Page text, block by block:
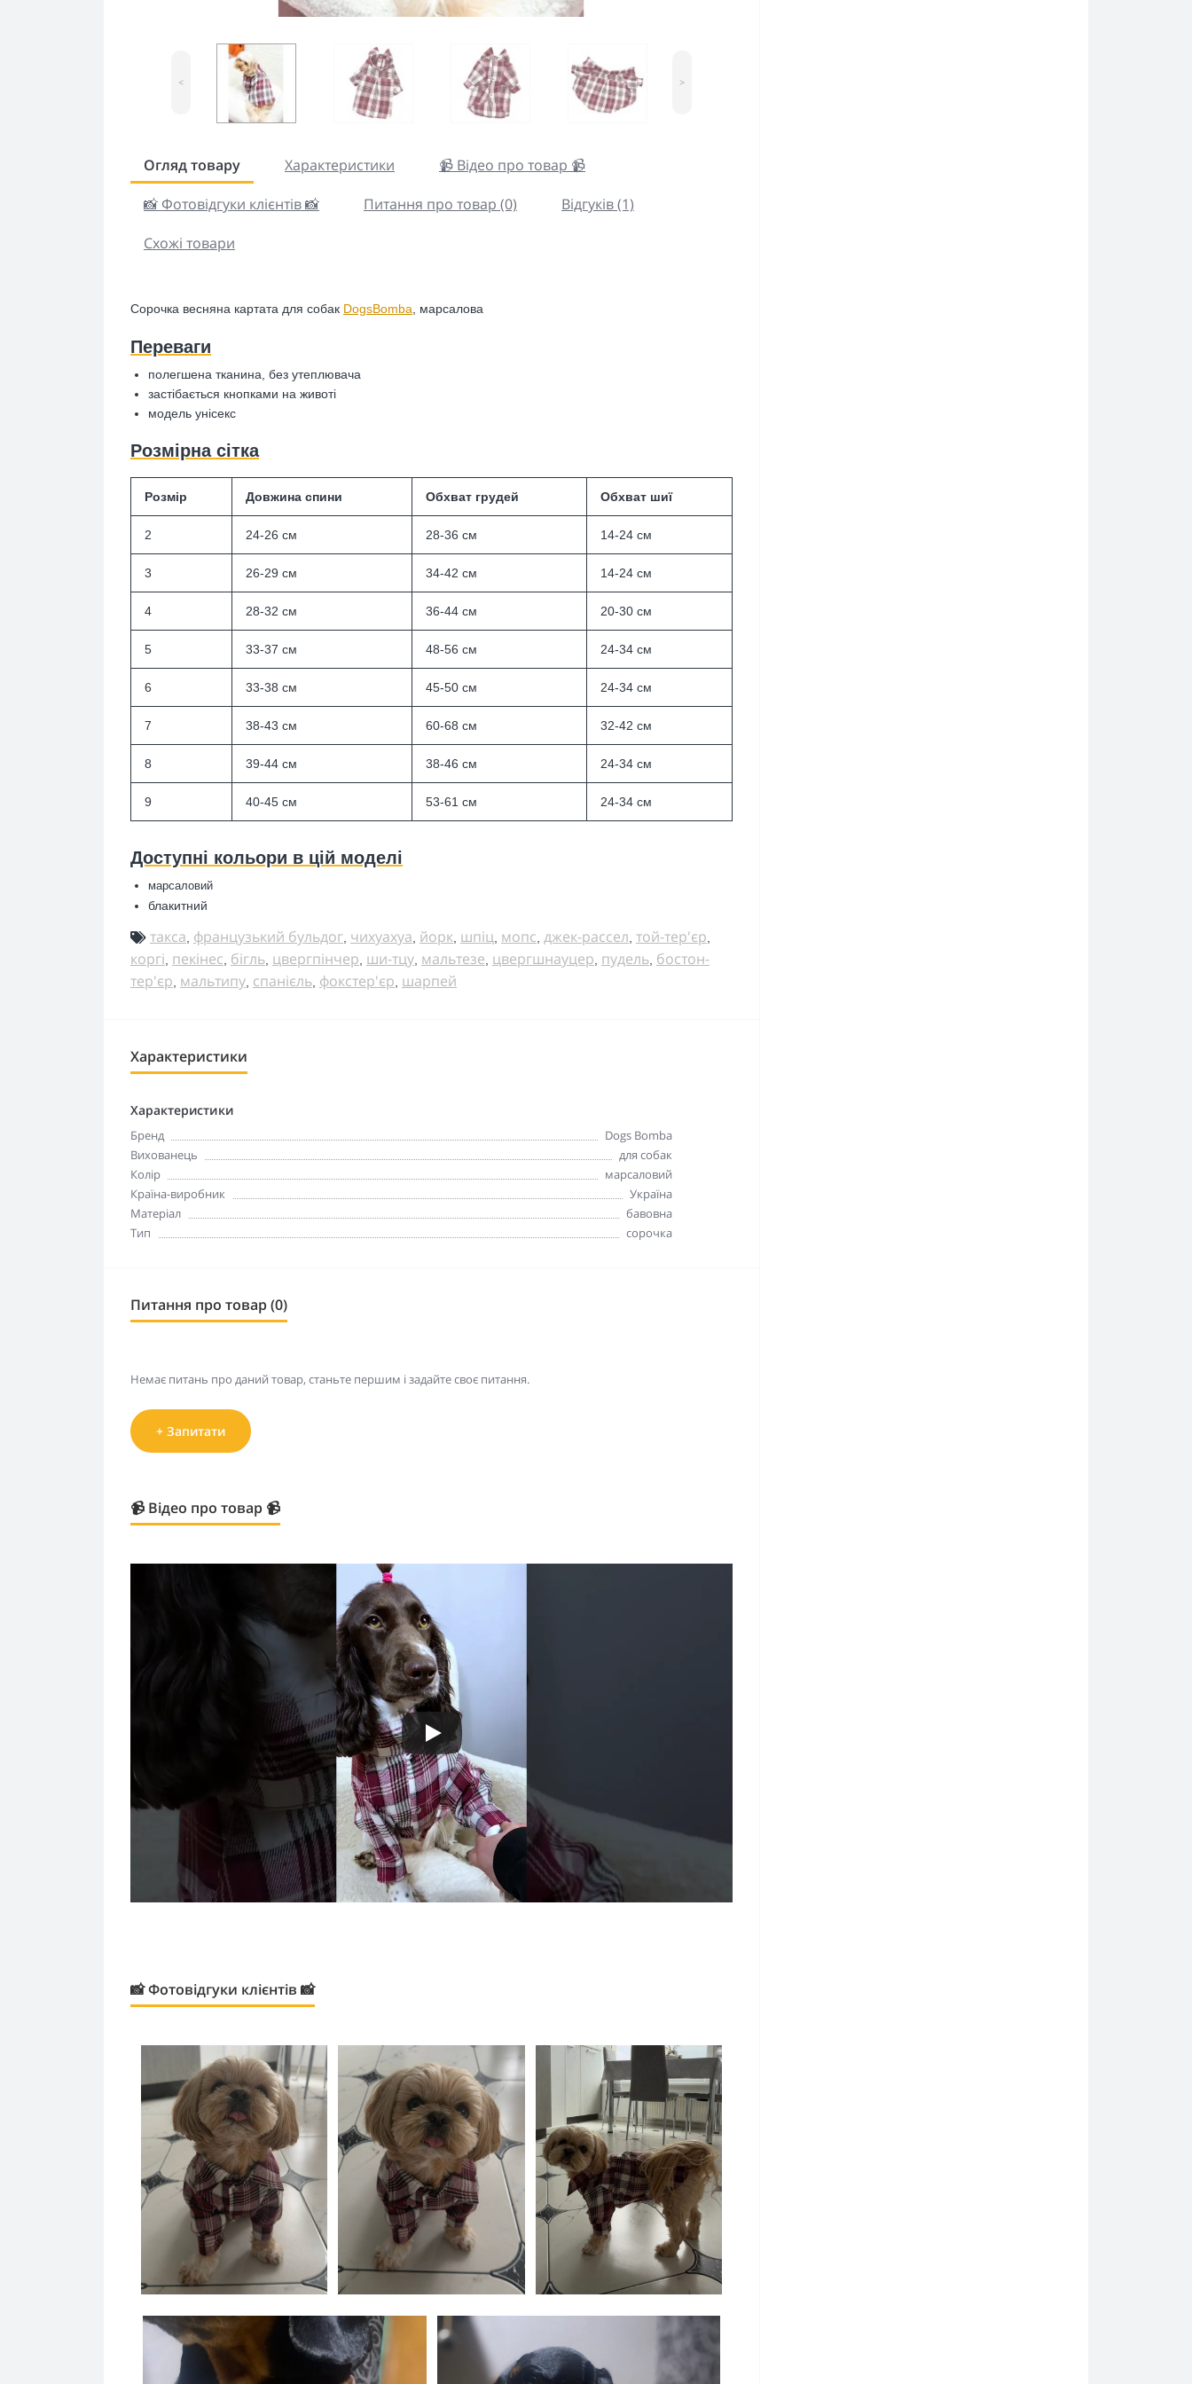
< >
Огляд товару Характеристики
📹 Відео про товар 📹
📸 Фотовідгуки клієнтів 📸
Питання про товар (0)
Відгуків (1)
Схожі товари
Сорочка весняна картата для собак DogsBomba , марсалова
Переваги
полегшена тканина, без утеплювача
застібається кнопками на животі
модель унісекс
Розмірна сітка
Розмір Довжина спини Обхват грудей Обхват шиї
2 24-26 см 28-36 см 14-24 см
3 26-29 см 34-42 см 14-24 см
4 28-32 см 36-44 см 20-30 см
5 33-37 см 48-56 см 24-34 см
6 33-38 см 45-50 см 24-34 см
7 38-43 см 60-68 см 32-42 см
8 39-44 см 38-46 см 24-34 см
9 40-45 см 53-61 см 24-34 см
Доступні кольори в цій моделі
марсаловий
блакитний
такса французький бульдог чихуахуа йорк шпіц мопс джек-рассел той-тер'єр
коргі пекінес бігль цвергпінчер ши-тцу мальтезе цвергшнауцер пудель бостон-
тер'єр мальтипу спанієль фокстер'єр шарпей
Характеристики
Характеристики
Бренд
Dogs Bomba
Вихованець
для собак
Колір
марсаловий
Країна-виробник
Україна
Матеріал
бавовна
Тип
сорочка
Питання про товар (0)
Немає питань про даний товар, станьте першим і задайте своє питання.
+ Запитати
📹 Відео про товар 📹
📸 Фотовідгуки клієнтів 📸